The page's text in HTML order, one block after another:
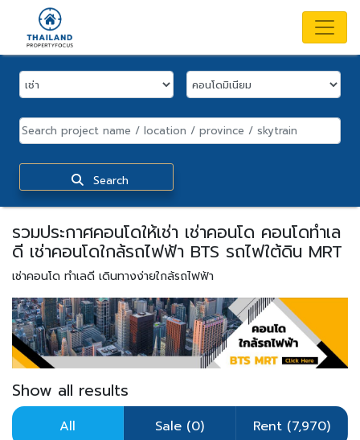
Search
รวมประกาศคอนโดให้เช่า เช่าคอนโด คอนโดทำเล
ดี เช่าคอนโดใกล้รถไฟฟ้า BTS รถไฟใต้ดิน MRT
เช่าคอนโด ทำเลดี เดินทางง่ายใกล้รถไฟฟ้า
Show all results
All Sale (0) Rent (7,970)